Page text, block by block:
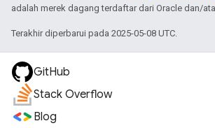
adalah merek dagang terdaftar dari Oracle dan/
Terakhir diperbarui pada 2025-05-08 UTC.
GitHub
Stack Overflow
Blog